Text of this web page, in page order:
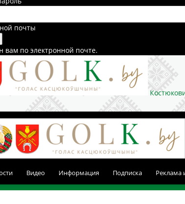
почты
вам по электронной почте.
Видео Информация Подписка Реклама